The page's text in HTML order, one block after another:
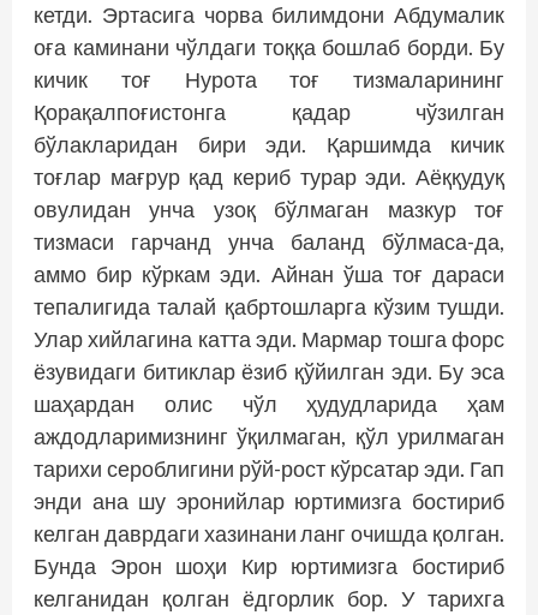
кетди. Эртасига чорва билимдони Абдумалик
оға каминани чўлдаги тоққа бошлаб борди. Бу
кичик тоғ Нурота тоғ тизмаларининг
Қорақалпоғистонга қадар чўзилган
бўлакларидан бири эди. Қаршимда кичик
тоғлар мағрур қад кериб турар эди. Аёққудуқ
овулидан унча узоқ бўлмаган мазкур тоғ
тизмаси гарчанд унча баланд бўлмаса-да,
аммо бир кўркам эди. Айнан ўша тоғ дараси
тепалигида талай қабртошларга кўзим тушди.
Улар хийлагина катта эди. Мармар тошга форс
ёзувидаги битиклар ёзиб қўйилган эди. Бу эса
шаҳардан олис чўл ҳудудларида ҳам
аждодларимизнинг ўқилмаган, қўл урилмаган
тарихи сероблигини рўй-рост кўрсатар эди. Гап
энди ана шу эронийлар юртимизга бостириб
келган даврдаги хазинани ланг очишда қолган.
Бунда Эрон шоҳи Кир юртимизга бостириб
келганидан қолган ёдгорлик бор. У тарихга